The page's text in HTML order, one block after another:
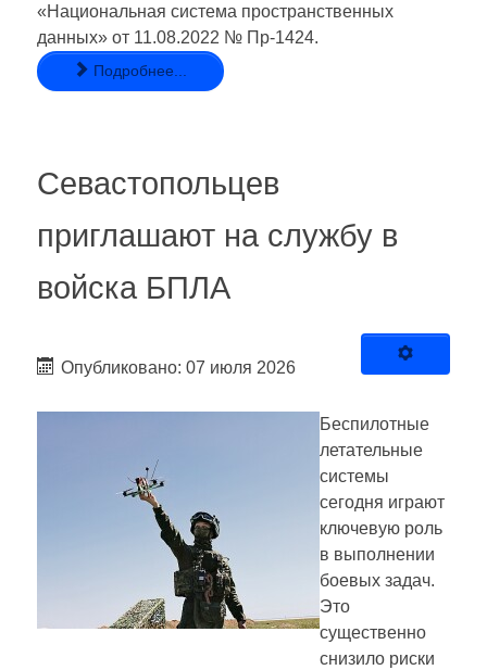
«Национальная система пространственных
данных» от 11.08.2022 № Пр-1424.
Подробнее...
Севастопольцев
приглашают на службу в
войска БПЛА
Опубликовано: 07 июля 2026
Беспилотные
летательные
системы
сегодня играют
ключевую роль
в выполнении
боевых задач.
Это
существенно
снизило риски